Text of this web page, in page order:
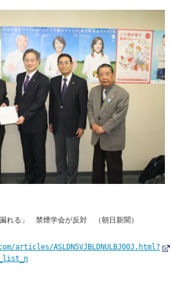
る」 禁煙学会が反対 （朝日新聞）
ASLDN5VJBLDNULBJ00J.html?